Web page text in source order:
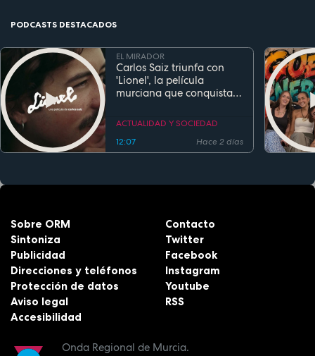
PODCASTS DESTACADOS
EL MIRADOR
Carlos Saiz triunfa con
'Lionel', la película
murciana que conquista
estreno
ACTUALIDAD Y SOCIEDAD
12:07
Hace 2 días
Onda Regional de Murcia.
Sobre ORM
Sintoniza
Publicidad
Direcciones y teléfonos
Protección de datos
Aviso legal
Accesibilidad
Contacto
Twitter
Facebook
Instagram
Youtube
RSS